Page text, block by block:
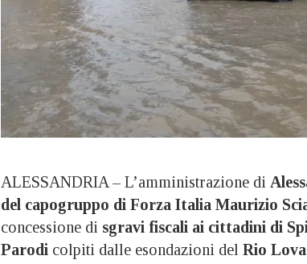
ALESSANDRIA – L’amministrazione di
del capogruppo di Forza Italia Maurizio
concessione di sgravi fiscali ai cittadini di
Parodi colpiti dalle esondazioni del Rio